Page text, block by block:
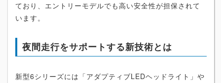
ており、エントリーモデルでも高い安全性が担保されて
います。
夜間走行をサポートする新技術とは
新型6シリーズには「アダプティブLEDヘッドライト」や